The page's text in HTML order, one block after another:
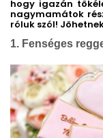
hogy igazán
nagymamátok
róluk szól!
1. Fenséges